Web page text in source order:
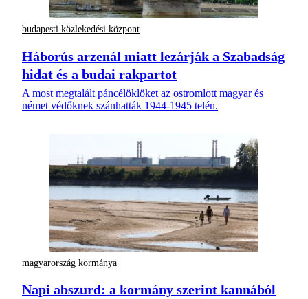
budapesti közlekedési központ
Háborús arzenál miatt lezárják a Szabadság
hidat és a budai rakpartot
A most megtalált páncélöklöket az ostromlott magyar és
német védőknek szánhatták 1944-1945 telén.
magyarország kormánya
Napi abszurd: a kormány szerint kannából